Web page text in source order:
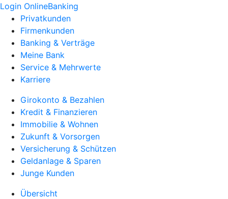
Login OnlineBanking
Privatkunden
Firmenkunden
Banking & Verträge
Meine Bank
Service & Mehrwerte
Karriere
Girokonto & Bezahlen
Kredit & Finanzieren
Immobilie & Wohnen
Zukunft & Vorsorgen
Versicherung & Schützen
Geldanlage & Sparen
Junge Kunden
Übersicht